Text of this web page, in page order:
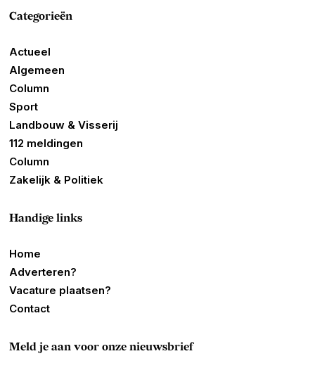
Categorieën
Actueel
Algemeen
Column
Sport
Landbouw & Visserij
112 meldingen
Column
Zakelijk & Politiek
Handige links
Home
Adverteren?
Vacature plaatsen?
Contact
Meld je aan voor onze nieuwsbrief